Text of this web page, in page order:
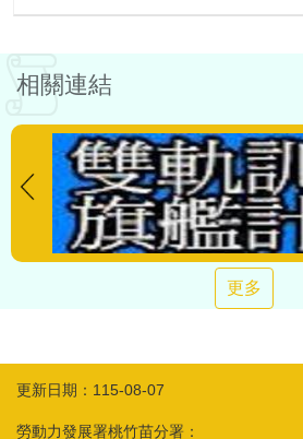
相關連結
更多
更新日期：115-08-07
勞動力發展署桃竹苗分署：